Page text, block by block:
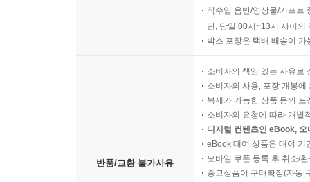
직수입 음반/영상물/기프트
단, 당일 00시~13시 사이의
박스 포장은 택배 배송이
반품/교환 불가사유
소비자의 책임 있는 사유로
소비자의 사용, 포장 개봉
복제가 가능한 상품 등의
소비자의 요청에 따라 개별
디지털 컨텐츠인 eBook,
eBook 대여 상품은 대여 기
모바일 쿠폰 등록 후 취소/
중고상품이 구매확정(자동